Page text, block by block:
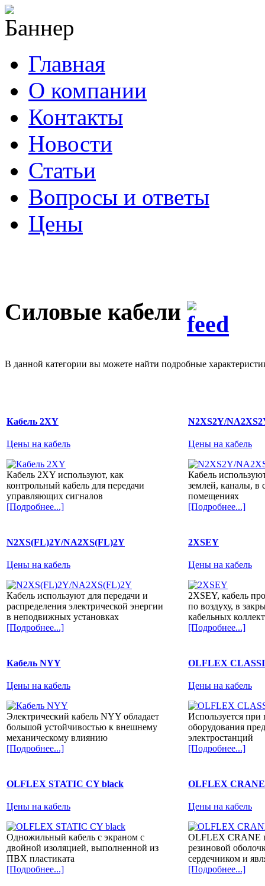
Главная
О компании
Контакты
Новости
Статьи
Вопросы и ответы
Цены
Силовые кабели
В данной категории вы можете найти подробные
Кабель 2XY
Цены на кабель
Кабель 2XY используют, как
контрольный кабель для передачи
управляющих сигналов
[Подробнее...]
N2XS2Y/
Цены на кабель
Кабель
землей, каналы, в
помещениях
[Подробнее...]
N2XS(FL)2Y/NA2XS(FL)2Y
Цены на кабель
Кабель используют для передачи и
распределения электрической энергии
в неподвижных установках
[Подробнее...]
2XSEY
Цены на кабель
2XSEY, кабель
по воздуху, в
кабельных
[Подробнее...]
Кабель NYY
Цены на кабель
Электрический кабель NYY обладает
большой устойчивостью к внешнему
механическому влиянию
[Подробнее...]
OLFLEX
Цены на кабель
Используется при
оборудования
электростанций
[Подробнее...]
OLFLEX STATIC CY black
Цены на кабель
Одножильный кабель с экраном с
двойной изоляцией, выполненной из
ПВХ пластиката
[Подробнее...]
OLFLEX CRANE
Цены на кабель
OLFLEX CRANE
резиновой
сердечником и
[Подробнее...]